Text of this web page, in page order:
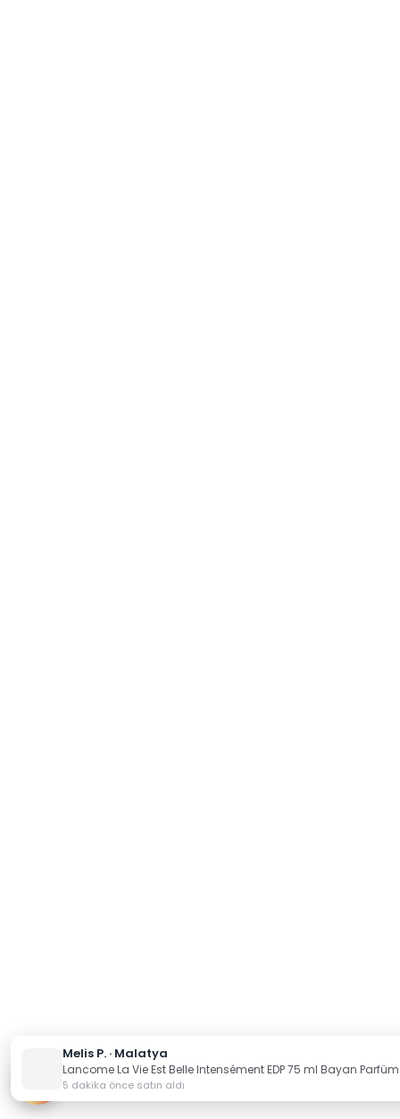
Melis P. · Malatya
Lancome La Vie Est Belle Intensément EDP 75 ml Bayan Parfüm
5 dakika önce satın aldı